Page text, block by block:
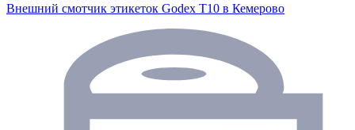
Внешний смотчик этикеток Godex T10 в Кемерово